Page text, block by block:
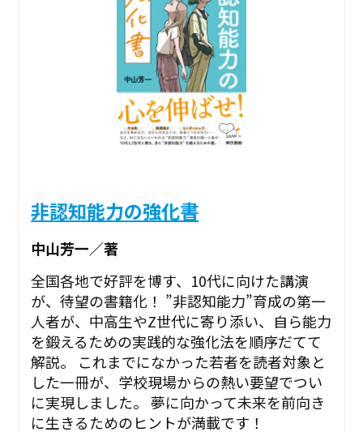
非認知能力の強化書
中山芳一／著
全国各地で好評を博す、10代に向けた講演
が、待望の書籍化！ ”非認知能力”育成の第一
人者が、中高生やZ世代に寄り添い、自ら能力
を鍛えるための実践的な強化法を順序だてて
解説。 これまでになかった若者を読者対象と
した一冊が、学校現場からの熱い要望でつい
に実現しました。 夢に向かって未来を前向き
に生きるためのヒントが満載です！